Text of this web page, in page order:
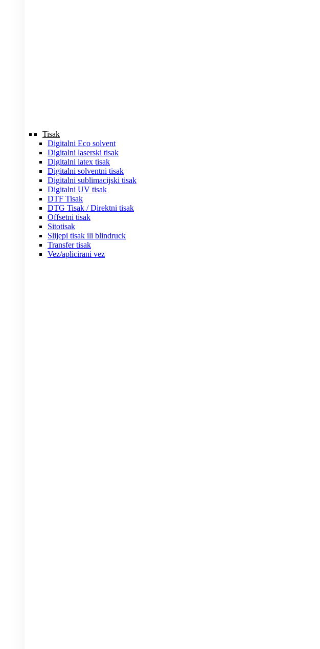
Tisak
Digitalni Eco solvent
Digitalni laserski tisak
Digitalni latex tisak
Digitalni solventni tisak
Digitalni sublimacijski tisak
Digitalni UV tisak
DTF Tisak
DTG Tisak / Direktni tisak
Offsetni tisak
Sitotisak
Slijepi tisak ili blindruck
Transfer tisak
Vez/aplicirani vez